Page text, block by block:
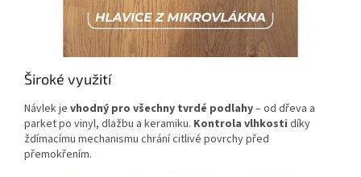
Široké využití
Návlek je vhodný pro všechny tvrdé podlahy– od dřeva a
parket po vinyl, dlažbu a keramiku. Kontrola vlhkosti díky
ždímacímu mechanismu chrání citlivé povrchy před
přemokřením.